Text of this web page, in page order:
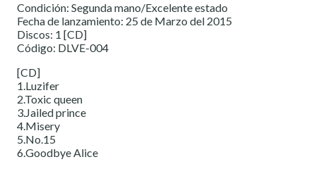
Condición: Segunda mano/Excelente estado
Fecha de lanzamiento: 25 de Marzo del 2015
Discos: 1 [CD]
Código: DLVE-004
[CD]
1.Luzifer
2.Toxic queen
3.Jailed prince
4.Misery
5.No.15
6.Goodbye Alice